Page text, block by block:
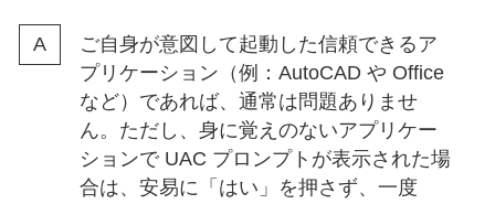
ご自身が意図して起動した信頼できるア
プリケーション（例：AutoCAD や Office
など）であれば、通常は問題ありませ
ん。ただし、身に覚えのないアプリケー
ションで UAC プロンプトが表示された場
合は、安易に「はい」を押さず、一度